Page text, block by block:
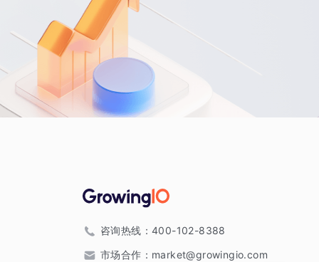
咨询热线： 400-102-8388
市场合作： market@growingio.com